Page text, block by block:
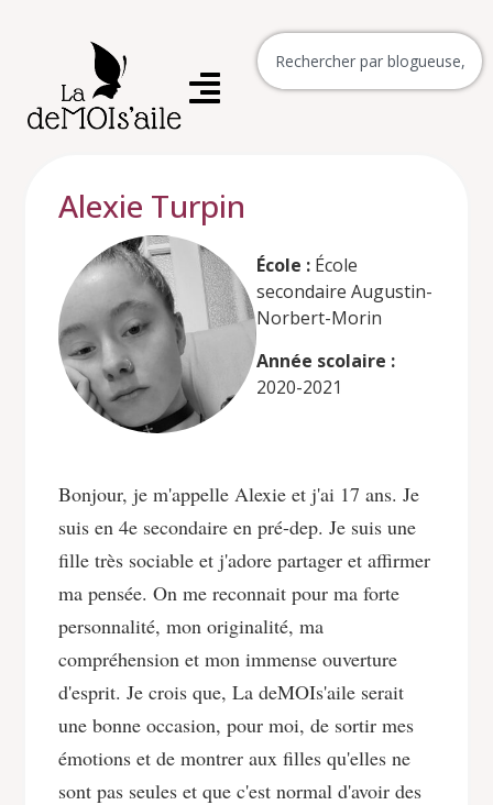
Alexie Turpin
École : École
secondaire Augustin-
Norbert-Morin
Année scolaire :
2020-2021
Bonjour, je m'appelle Alexie et j'ai 17 ans. Je
suis en 4e secondaire en pré-dep. Je suis une
fille très sociable et j'adore partager et affirmer
ma pensée. On me reconnait pour ma forte
personnalité, mon originalité, ma
compréhension et mon immense ouverture
d'esprit. Je crois que, La deMOIs'aile serait
une bonne occasion, pour moi, de sortir mes
émotions et de montrer aux filles qu'elles ne
sont pas seules et que c'est normal d'avoir des